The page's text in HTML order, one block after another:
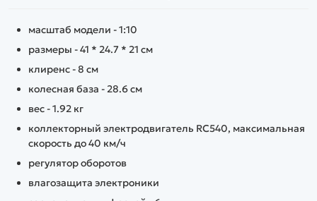
масштаб модели - 1:10
размеры - 41 * 24.7 * 21 см
клиренс - 8 см
колесная база - 28.6 см
вес - 1.92 кг
коллекторный электродвигатель RC540, максимальная
скорость до 40 км/ч
регулятор оборотов
влагозащита электроники